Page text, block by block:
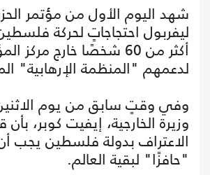
شهد اليوم الأول من مؤتمر
ليفربول احتجاجاتٍ لحركة
أكثر من 60 شخصًا خارج مركز
لدعمهم "المنظمة الإرهابية"
وفي وقتٍ سابق من يوم
وزيرة الخارجية، إيفيت كوبر، بأن
الاعتراف بدولة فلسطين يجب
"حافزًا" لبقية العالم.